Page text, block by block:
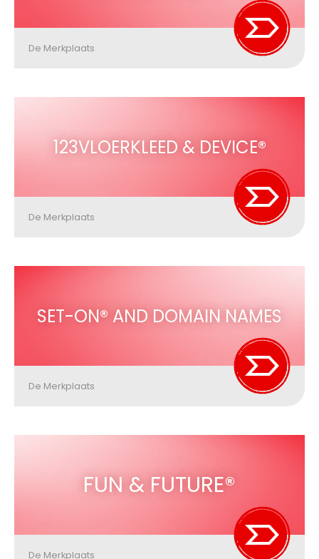
De Merkplaats
123VLOERKLEED & DEVICE®
De Merkplaats
SET-ON® AND DOMAIN NAMES
De Merkplaats
FUN & FUTURE®
De Merkplaats